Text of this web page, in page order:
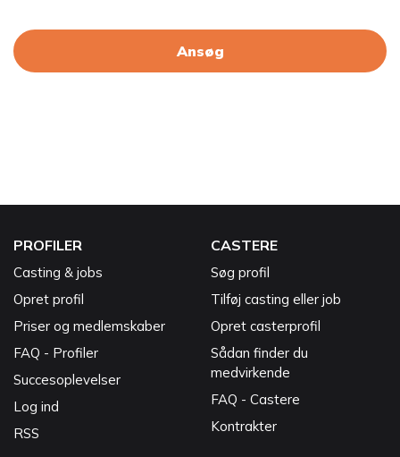
Ansøg
PROFILER
Casting & jobs
Opret profil
Priser og medlemskaber
FAQ - Profiler
Succesoplevelser
Log ind
RSS
CASTERE
Søg profil
Tilføj casting eller job
Opret casterprofil
Sådan finder du
medvirkende
FAQ - Castere
Kontrakter